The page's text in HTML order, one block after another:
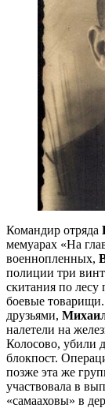
Командир отряда
мемуарах «На
военнопленных,
полиции три
скитания по
боевые
друзьями,
налетели на
Колосово, убили
блокпост.
позже эта же
участвовала в
«самааховы» в